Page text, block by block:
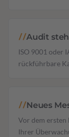
//Audit
ISO 9001 oder
rückführbare
//Neues
Vor dem ersten
Ihrer